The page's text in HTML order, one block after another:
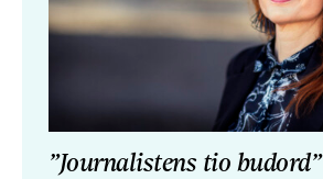
”Journalistens tio budord”